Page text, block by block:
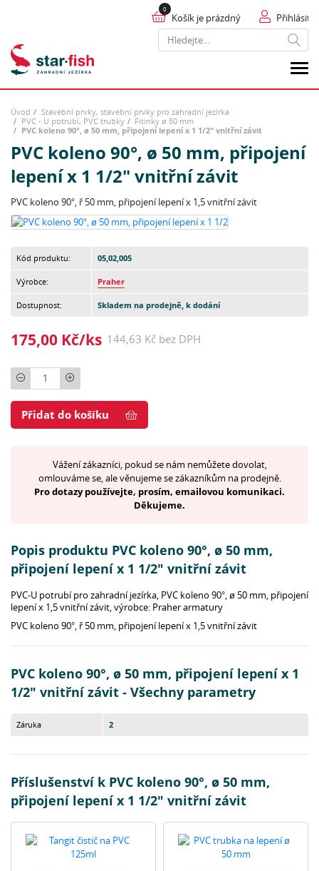
Hledat
Přihlásit
Košík je prázdný
Úvod
Stavební prvky, stavební prvky pro zahradní jezírka
PVC - U potrubí, PVC trubky
Fitinky ø 50 mm
PVC koleno 90°, ø 50 mm, připojení lepení x 1 1/2" vnitřní závit
PVC koleno 90°, ø 50 mm, připojení
lepení x 1 1/2" vnitřní závit
PVC koleno 90°, ř 50 mm, připojení lepení x 1,5 vnitřní závit
Kód produktu: 05,02,005
Výrobce: Praher
Dostupnost: Skladem na prodejně, k dodání
175,00 Kč/ks 144,63 Kč bez DPH
Počet
Přidat do košíku
Vážení zákazníci, pokud se nám nemůžete dovolat,
omlouváme se, ale věnujeme se zákazníkům na prodejně.
Pro dotazy používejte, prosím, emailovou komunikaci.
Děkujeme.
Popis produktu PVC koleno 90°, ø 50 mm,
připojení lepení x 1 1/2" vnitřní závit
PVC-U potrubí pro zahradní jezírka, PVC koleno 90°, ø 50 mm, připojení
lepení x 1,5 vnitřní závit, výrobce: Praher armatury
PVC koleno 90°, ř 50 mm, připojení lepení x 1,5 vnitřní závit
PVC koleno 90°, ø 50 mm, připojení lepení x 1
1/2" vnitřní závit - Všechny parametry
Záruka 2
Příslušenství k PVC koleno 90°, ø 50 mm,
připojení lepení x 1 1/2" vnitřní závit